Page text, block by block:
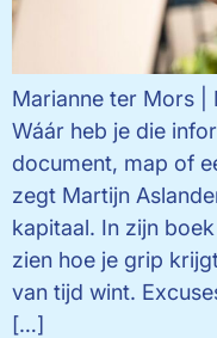
Marianne ter Mors |
Wáár heb je die
document, map of
zegt Martijn
kapitaal. In zijn
zien hoe je grip
van tijd wint.
[…]